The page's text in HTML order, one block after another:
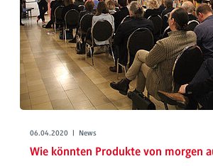
06.04.2020 | News
Wie könnten Produkte von morgen